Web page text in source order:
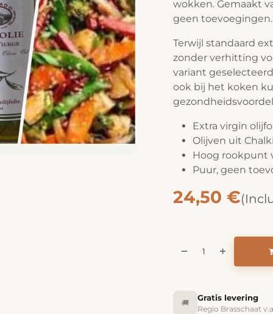
wokken. Gemaakt
geen toevoegingen.
Terwijl standaard
zonder verhitting
variant
ook bij het koken
Extra virgin
Olijven uit
Hoog rookpunt
Puur, geen
24,50 €
🚚
Gratis levering
Regio Brasschaat